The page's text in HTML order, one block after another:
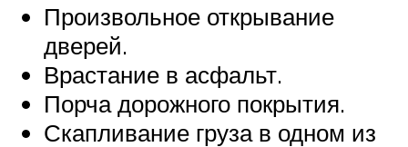
Произвольное открывание
дверей.
Врастание в асфальт.
Порча дорожного покрытия.
Скапливание груза в одном из